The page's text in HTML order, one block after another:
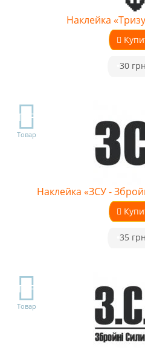
Наклейка
30
TOP
Товар
Наклейка «ЗСУ -
35
TOP
Товар